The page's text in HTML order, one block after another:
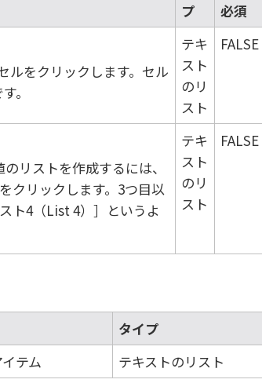
プ
必須
ルをクリックします。セル
。
テキ
スト
のリ
スト
FALSE
リストを作成するには、
クリックします。3つ目以
ト4（List 4）
というよ
テキ
スト
のリ
スト
FALSE
タイプ
テム テキストのリスト